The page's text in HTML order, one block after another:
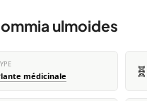
ulmoides
médicinale 🧬